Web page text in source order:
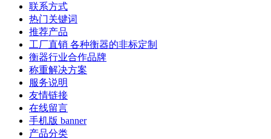
联系方式
热门关键词
推荐产品
工厂直销 各种衡器的非标定制
衡器行业合作品牌
称重解决方案
服务说明
友情链接
在线留言
手机版 banner
产品分类